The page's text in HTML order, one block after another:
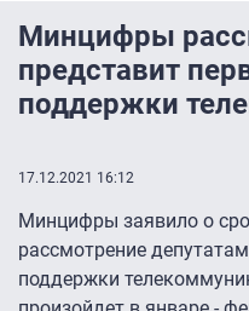
Минцифры
представит
поддержки
17.12.2021 16:12
Минцифры заявило о
рассмотрение
поддержки